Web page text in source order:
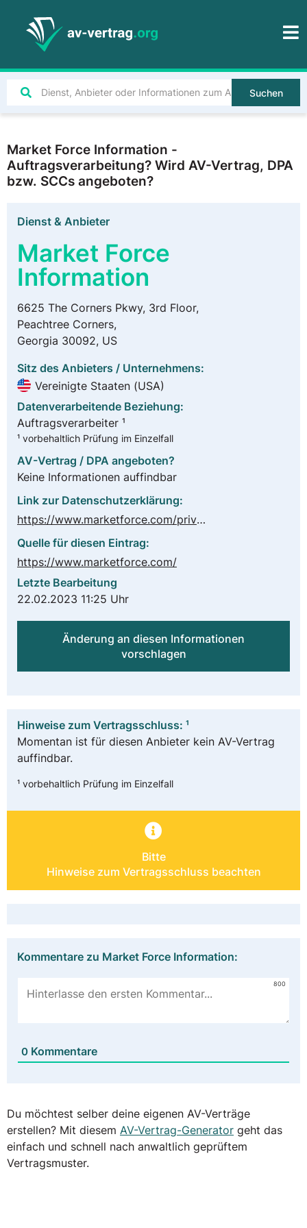
Suchen
Market Force Information -
Auftragsverarbeitung? Wird AV-Vertrag, DPA
bzw. SCCs angeboten?
Dienst & Anbieter
Market Force
Information
6625 The Corners Pkwy, 3rd Floor,
Peachtree Corners,
Georgia 30092, US
Sitz des Anbieters / Unternehmens:
Vereinigte Staaten (USA)
Datenverarbeitende Beziehung:
Auftragsverarbeiter ¹
¹ vorbehaltlich Prüfung im Einzelfall
AV-Vertrag / DPA angeboten?
Keine Informationen auffindbar
Link zur Datenschutzerklärung:
https://www.marketforce.com/privacy-policy
Quelle für diesen Eintrag:
https://www.marketforce.com/
Letzte Bearbeitung
22.02.2023 11:25 Uhr
Änderung an diesen Informationen
vorschlagen
Hinweise zum Vertragsschluss: ¹
Momentan ist für diesen Anbieter kein AV-Vertrag
auffindbar.
¹ vorbehaltlich Prüfung im Einzelfall
Bitte
Hinweise zum Vertragsschluss beachten
Kommentare zu Market Force Information:
800
0 Kommentare
Du möchtest selber deine eigenen AV-Verträge
erstellen? Mit diesem AV-Vertrag-Generator geht das
einfach und schnell nach anwaltlich geprüftem
Vertragsmuster.